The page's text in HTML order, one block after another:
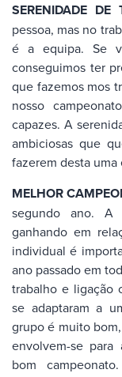
SERENIDADE DE
pessoa, mas no
é a equipa. Se
conseguimos ter
que fazemos mos
nosso
capazes. A
ambiciosas que
fazerem desta uma
MELHOR
segundo ano. A
ganhando em
individual é
ano passado em
trabalho e ligação
se adaptaram a
grupo é muito
envolvem-se para
bom